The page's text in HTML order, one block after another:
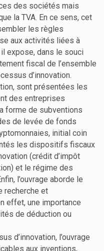
des sociétés mais
la TVA. En ce sens, cet
les règles
aux activités liées à
il expose, dans le souci
fiscal de l’ensemble
d’innovation.
sont présentées les
des entreprises
forme de subventions
de levée de fonds
initial coin
les dispositifs fiscaux
(crédit d’impôt
et le régime des
l’ouvrage aborde le
recherche et
effet, une importance
de déduction ou
d’innovation, l’ouvrage
aux inventions,